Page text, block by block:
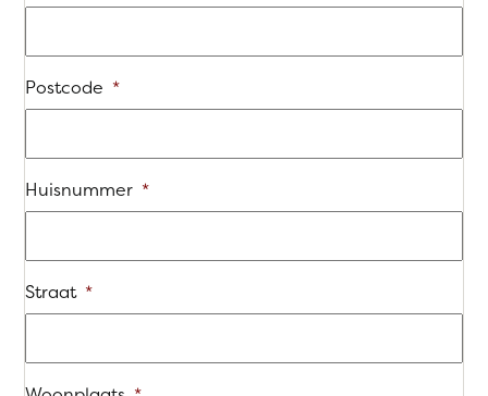
Postcode *
Huisnummer *
Straat *